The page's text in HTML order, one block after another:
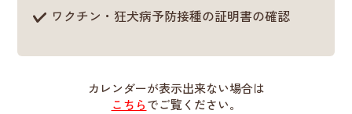
ワクチン・狂犬病予防接種の証明書の確認
カレンダーが表示出来ない場合は
こちらでご覧ください。